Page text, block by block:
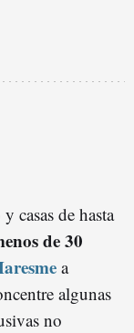
y casas de hasta
de 30
a
algunas
no